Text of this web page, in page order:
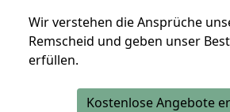
Wir verstehen die Ansprüche
Remscheid und geben unser
erfüllen.
Kostenlose Angebote